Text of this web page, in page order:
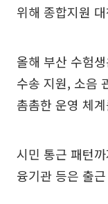
위해 종합지원
올해 부산 수험
수송 지원, 소음
촘촘한 운영 체
시민 통근 패턴
융기관 등은 출